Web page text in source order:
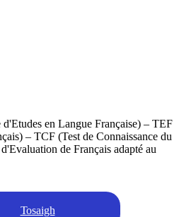
en Langue Française) – TEF
– TCF (Test de Connaissance du
de Français adapté au
Tosaigh